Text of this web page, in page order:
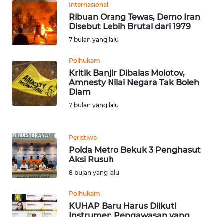
Internasional
Ribuan Orang Tewas, Demo Iran
Disebut Lebih Brutal dari 1979
7 bulan yang lalu
Polhukam
Kritik Banjir Dibalas Molotov,
Amnesty Nilai Negara Tak Boleh
Diam
7 bulan yang lalu
Peristiwa
Polda Metro Bekuk 3 Penghasut
Aksi Rusuh
8 bulan yang lalu
Polhukam
KUHAP Baru Harus Diikuti
WN
RIAU
WN
WN
JAMBI
SULTRA
WN
NTB
WN
SULTENG